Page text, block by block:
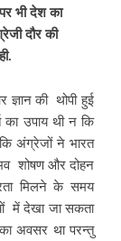
भी देश का
दौर की
ज्ञान की थोपी हुई
का उपाय थी न कि
अंग्रेजों ने भारत
शोषण और दोहन
मिलने के समय
में देखा जा सकता
अवसर था परन्तु